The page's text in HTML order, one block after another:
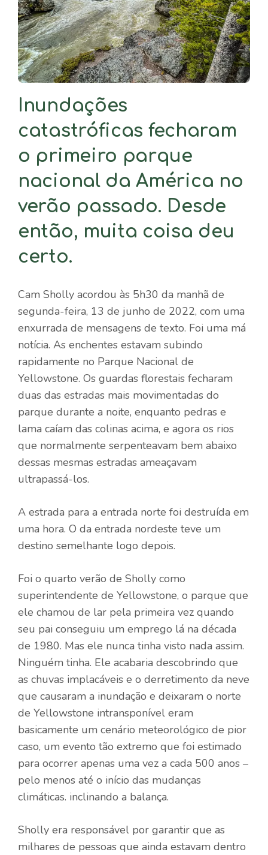
Inundações
catastróficas fecharam
o primeiro parque
nacional da América no
verão passado. Desde
então, muita coisa deu
certo.
Cam Sholly acordou às 5h30 da manhã de
segunda-feira, 13 de junho de 2022, com uma
enxurrada de mensagens de texto. Foi uma má
notícia. As enchentes estavam subindo
rapidamente no Parque Nacional de
Yellowstone. Os guardas florestais fecharam
duas das estradas mais movimentadas do
parque durante a noite, enquanto pedras e
lama caíam das colinas acima, e agora os rios
que normalmente serpenteavam bem abaixo
dessas mesmas estradas ameaçavam
ultrapassá-los.
A estrada para a entrada norte foi destruída em
uma hora. O da entrada nordeste teve um
destino semelhante logo depois.
Foi o quarto verão de Sholly como
superintendente de Yellowstone, o parque que
ele chamou de lar pela primeira vez quando
seu pai conseguiu um emprego lá na década
de 1980. Mas ele nunca tinha visto nada assim.
Ninguém tinha. Ele acabaria descobrindo que
as chuvas implacáveis ​​e o derretimento da neve
que causaram a inundação e deixaram o norte
de Yellowstone intransponível eram
basicamente um cenário meteorológico de pior
caso, um evento tão extremo que foi estimado
para ocorrer apenas uma vez a cada 500 anos –
pelo menos até o início das mudanças
climáticas. inclinando a balança.
Sholly era responsável por garantir que as
milhares de pessoas que ainda estavam dentro